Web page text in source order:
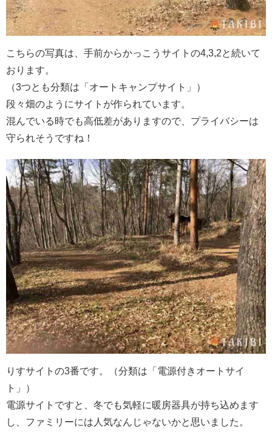
こちらの写真は、手前からかっこうサイトの4,3,2と続いて
おります。
（3つとも分類は「オートキャンプサイト」）
段々畑のようにサイトが作られています。
混んでいる時でも高低差がありますので、プライバシーは
守られそうですね！
りすサイトの3番です。（分類は「電源付きオートサイ
ト」）
電源サイトですと、冬でも気軽に暖房器具が持ち込めます
し、ファミリーには人気なんじゃないかと思いました。